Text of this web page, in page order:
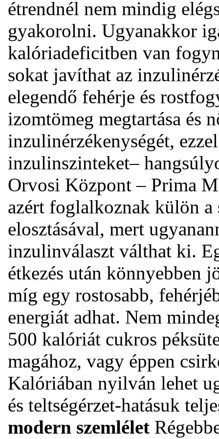
étrendnél nem mindig
gyakorolni. Ugyanakkor
kalóriadeficitben van
sokat javíthat az
elegendő fehérje és
izomtömeg megtartása és
inzulinérzékenységét,
inzulinszinteket–
Orvosi Központ – Prima
azért foglalkoznak külön a
elosztásával, mert
inzulinválaszt válthat ki.
étkezés után könnyebben
míg egy rostosabb,
energiát adhat. Nem
500 kalóriát cukros
magához, vagy éppen
Kalóriában nyilván lehet
és teltségérzet-hatásuk
modern szemlélet